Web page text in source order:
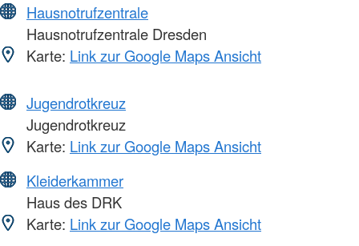
Hausnotrufzentrale
Hausnotrufzentrale Dresden
Karte: Link zur Google Maps Ansicht
Jugendrotkreuz
Jugendrotkreuz
Karte: Link zur Google Maps Ansicht
Kleiderkammer
Haus des DRK
Karte: Link zur Google Maps Ansicht